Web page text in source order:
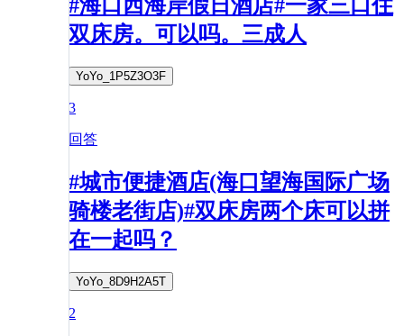
#海口西海岸假日酒店#一家三口住
双床房。可以吗。三成人
YoYo_1P5Z3O3F
3
回答
#城市便捷酒店(海口望海国际广场
骑楼老街店)#双床房两个床可以拼
在一起吗？
YoYo_8D9H2A5T
2